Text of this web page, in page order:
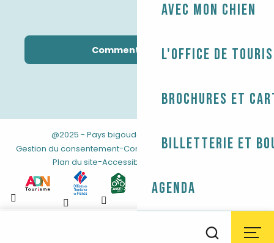
Avec mon chien
L'Office de
Brochures et
Billetterie et
Agenda
Comment venir ?
@2025 - Pays bigouden Mentions légales-
Gestion du consentement-Conditions générales de vente
-
Plan du site-Accessibilité : non conforme